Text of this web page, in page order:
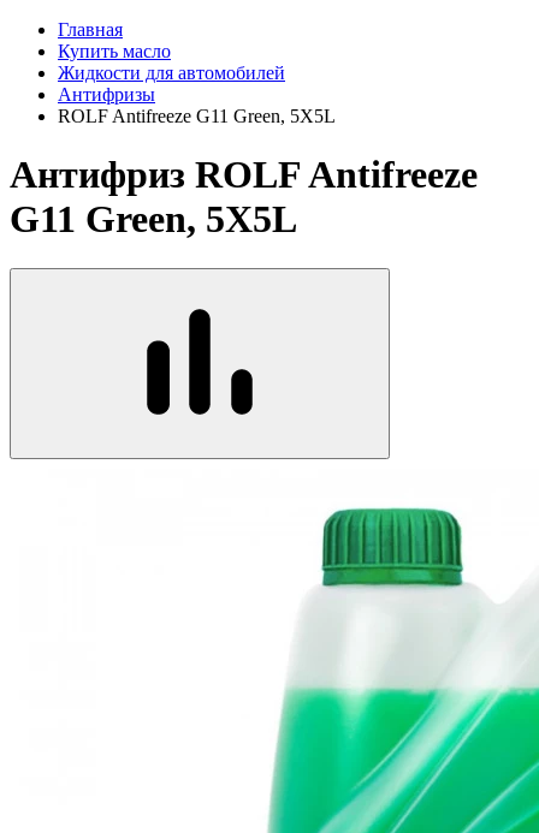
Главная
Купить масло
Жидкости для автомобилей
Антифризы
ROLF Antifreeze G11 Green, 5X5L
Антифриз ROLF Antifreeze
G11 Green, 5X5L